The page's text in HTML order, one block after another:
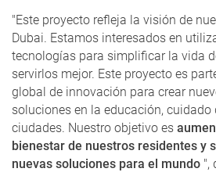
"Este proyecto refleja la visión de
Dubai. Estamos interesados ​​en
tecnologías para simplificar la vida
servirlos mejor. Este proyecto es
global de innovación para crear
soluciones en la educación, cuidado
ciudades. Nuestro objetivo es
bienestar de nuestros residentes y
nuevas soluciones para el mundo ",